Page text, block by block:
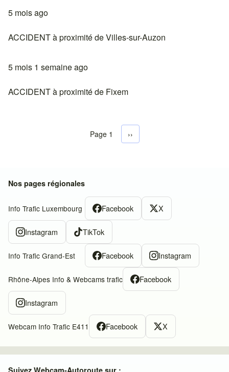
5 mois ago
ACCIDENT à proximité de Villes-sur-Auzon
5 mois 1 semaine ago
ACCIDENT à proximité de Fixem
Pagination
Page 1 Next page
››
Nos pages régionales
Info Trafic Luxembourg Facebook X
Instagram TikTok
Info Trafic Grand-Est Facebook Instagram
Rhône-Alpes Info & Webcams trafic Facebook
Instagram
Webcam Info Trafic E411 Facebook X